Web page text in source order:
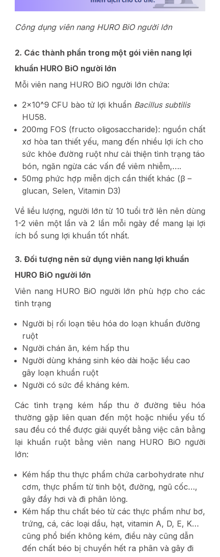
Công dụng viên nang HURO BiO người lớn
2. Các thành phần trong một gói viên nang lợi
khuẩn HURO BiO người lớn
Mỗi viên nang HURO BiO người lớn chứa:
2×10^9 CFU bào tử lợi khuẩn Bacillus subtilis
HU58.
200mg FOS (fructo oligosaccharide): nguồn chất
xơ hòa tan thiết yếu, mang đến nhiều lợi ích cho
sức khỏe đường ruột như cải thiện tình trạng táo
bón, ngăn ngừa các vấn đề viêm nhiễm,….
50mg phức hợp miễn dịch cần thiết khác (β –
glucan, Selen, Vitamin D3)
Về liều lượng, người lớn từ 10 tuổi trở lên nên dùng
1-2 viên một lần và 2 lần mỗi ngày để mang lại lợi
ích bổ sung lợi khuẩn tốt nhất.
3. Đối tượng nên sử dụng viên nang lợi khuẩn
HURO BiO người lớn
Viên nang HURO BiO người lớn phù hợp cho các
tình trạng
Người bị rối loạn tiêu hóa do loạn khuẩn đường
ruột
Người chán ăn, kém hấp thu
Người dùng kháng sinh kéo dài hoặc liều cao
gây loạn khuẩn ruột
Người có sức đề kháng kém.
Các tình trạng kém hấp thu ở đường tiêu hóa
thường gặp liên quan đến một hoặc nhiều yếu tố
sau đều có thể được giải quyết bằng việc cân bằng
lại khuẩn ruột bằng viên nang HURO BiO người
lớn:
Kém hấp thu thực phẩm chứa carbohydrate như
cơm, thực phẩm từ tinh bột, đường, ngũ cốc…,
gây đầy hơi và đi phân lỏng.
Kém hấp thu chất béo từ các thực phẩm như bơ,
trứng, cá, các loại dầu, hạt, vitamin A, D, E, K…
cũng phổ biến không kém, điều này cũng dẫn
đến chất béo bị chuyển hết ra phân và gây đi